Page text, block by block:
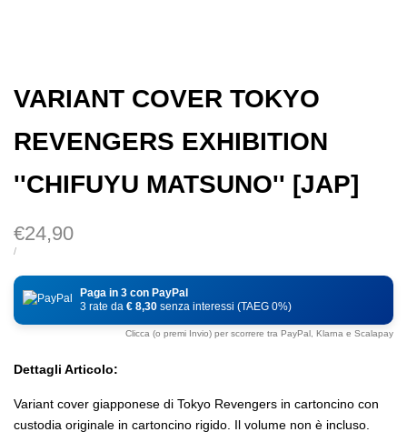
VARIANT COVER TOKYO
REVENGERS EXHIBITION
''CHIFUYU MATSUNO'' [JAP]
Prezzo
di
vendita
€24,90
PREZZO
UNITÀ
/PER
Paga in 3 con PayPal
3 rate da € 8,30 senza interessi (TAEG 0%)
Clicca (o premi Invio) per scorrere tra PayPal, Klarna e Scalapay
Dettagli Articolo:
Variant cover giapponese di Tokyo Revengers in cartoncino con
custodia originale in cartoncino rigido. Il volume non è incluso.